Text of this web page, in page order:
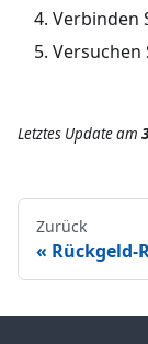
Verbinden
Versuchen
Letztes Updateam
Zurück
Rückgeld-